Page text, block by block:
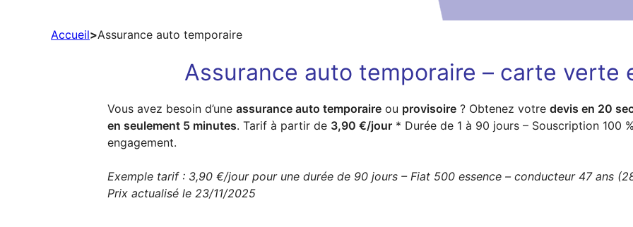
Accueil>Assurance auto temporaire
Assurance auto temporaire – carte verte
Vous avez besoin d’une assurance auto temporaire ou provisoire ? Obtenez votre devis en 20
en seulement 5 minutes. Tarif à partir de 3,90 €/jour * Durée de 1 à 90 jours – Souscription 100
engagement.
Exemple tarif : 3,90 €/jour pour une durée de 90 jours – Fiat 500 essence – conducteur 47 ans
Prix actualisé le 23/11/2025